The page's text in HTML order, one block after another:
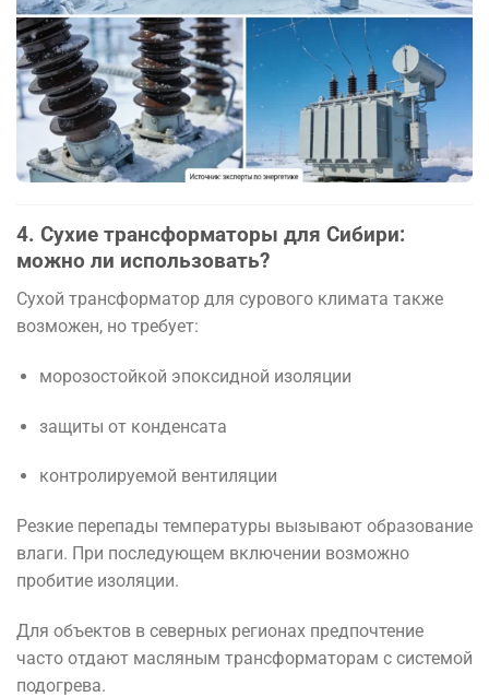
4. Сухие трансформаторы для Сибири:
можно ли использовать?
Сухой трансформатор для сурового климата также
возможен, но требует:
морозостойкой эпоксидной изоляции
защиты от конденсата
контролируемой вентиляции
Резкие перепады температуры вызывают образование
влаги. При последующем включении возможно
пробитие изоляции.
Для объектов в северных регионах предпочтение
часто отдают масляным трансформаторам с системой
подогрева.